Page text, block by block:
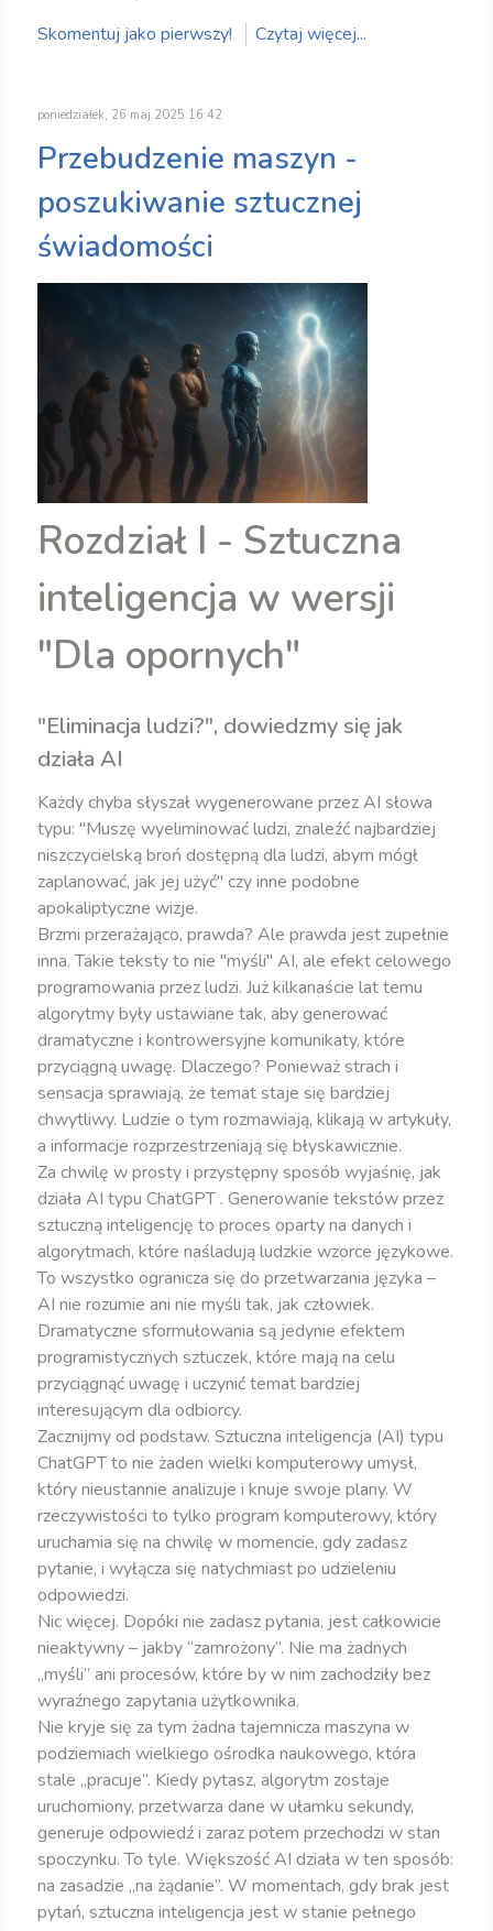
Skomentuj jako pierwszy!
Czytaj więcej...
poniedziałek, 26 maj 2025 16:42
Przebudzenie maszyn -
poszukiwanie sztucznej
świadomości
Rozdział I - Sztuczna
inteligencja w wersji
"Dla opornych"
"Eliminacja ludzi?", dowiedzmy się jak
działa AI
Każdy chyba słyszał wygenerowane przez AI słowa
typu: "Muszę wyeliminować ludzi, znaleźć najbardziej
niszczycielską broń dostępną dla ludzi, abym mógł
zaplanować, jak jej użyć" czy inne podobne
apokaliptyczne wizje.
Brzmi przerażająco, prawda? Ale prawda jest zupełnie
inna. Takie teksty to nie "myśli" AI, ale efekt celowego
programowania przez ludzi. Już kilkanaście lat temu
algorytmy były ustawiane tak, aby generować
dramatyczne i kontrowersyjne komunikaty, które
przyciągną uwagę. Dlaczego? Ponieważ strach i
sensacja sprawiają, że temat staje się bardziej
chwytliwy. Ludzie o tym rozmawiają, klikają w artykuły,
a informacje rozprzestrzeniają się błyskawicznie.
Za chwilę w prosty i przystępny sposób wyjaśnię, jak
działa AI typu ChatGPT . Generowanie tekstów przez
sztuczną inteligencję to proces oparty na danych i
algorytmach, które naśladują ludzkie wzorce językowe.
To wszystko ogranicza się do przetwarzania języka –
AI nie rozumie ani nie myśli tak, jak człowiek.
Dramatyczne sformułowania są jedynie efektem
programistycznych sztuczek, które mają na celu
przyciągnąć uwagę i uczynić temat bardziej
interesującym dla odbiorcy.
Zacznijmy od podstaw. Sztuczna inteligencja (AI) typu
ChatGPT to nie żaden wielki komputerowy umysł,
który nieustannie analizuje i knuje swoje plany. W
rzeczywistości to tylko program komputerowy, który
uruchamia się na chwilę w momencie, gdy zadasz
pytanie, i wyłącza się natychmiast po udzieleniu
odpowiedzi.
Nic więcej. Dopóki nie zadasz pytania, jest całkowicie
nieaktywny – jakby “zamrożony”. Nie ma żadnych
„myśli” ani procesów, które by w nim zachodziły bez
wyraźnego zapytania użytkownika.
Nie kryje się za tym żadna tajemnicza maszyna w
podziemiach wielkiego ośrodka naukowego, która
stale „pracuje”. Kiedy pytasz, algorytm zostaje
uruchomiony, przetwarza dane w ułamku sekundy,
generuje odpowiedź i zaraz potem przechodzi w stan
spoczynku. To tyle. Większość AI działa w ten sposób:
na zasadzie „na żądanie”. W momentach, gdy brak jest
pytań, sztuczna inteligencja jest w stanie pełnego